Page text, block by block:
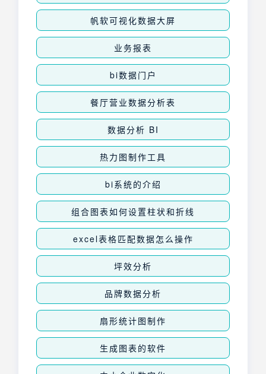
帆软可视化数据大屏
业务报表
bi数据门户
餐厅营业数据分析表
数据分析 BI
热力图制作工具
bi系统的介绍
组合图表如何设置柱状和折线
excel表格匹配数据怎么操作
​坪效分析
品牌数据分析
扇形统计图制作
生成图表的软件